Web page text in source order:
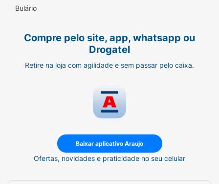
Bulário
Compre pelo site, app, whatsapp ou
Drogatel
Retire na loja com agilidade e sem passar pelo caixa.
Baixar aplicativo Araujo
Ofertas, novidades e praticidade no seu celular